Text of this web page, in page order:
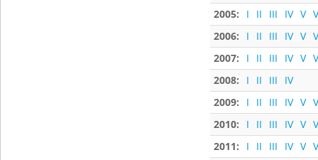
2005:
I II III IV V
2006:
I II III IV V
2007:
I II III IV V
2008:
I II III
IV
2009:
I II III IV V
2010:
I II III IV V
2011:
I II III IV V